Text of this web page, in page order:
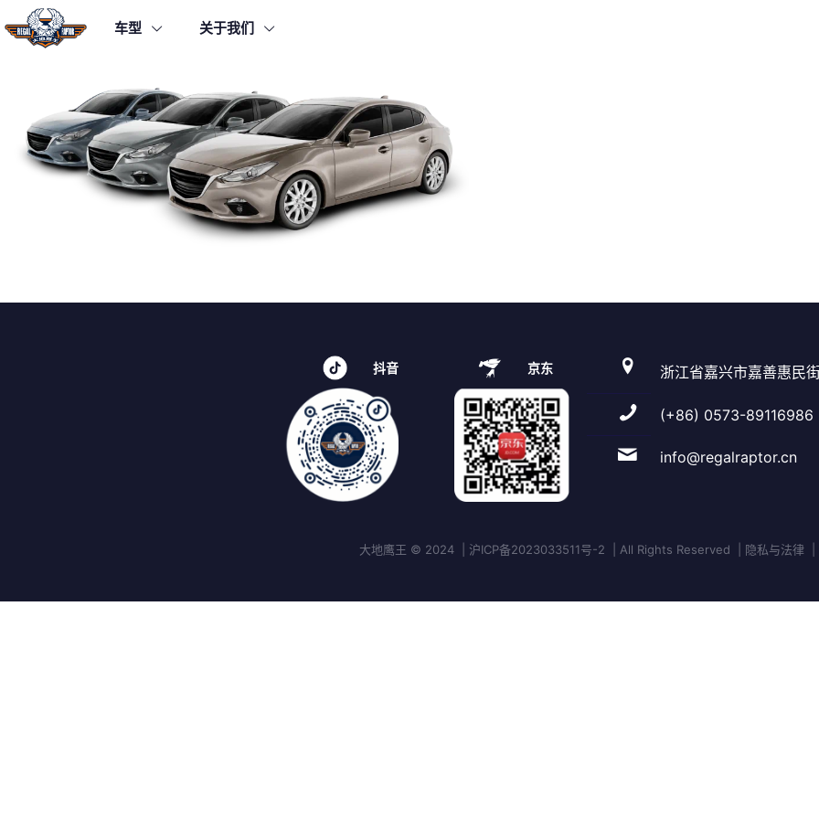
车型 关于我们
抖音 京东 浙江省嘉兴市嘉善惠民
(+86) 0573-89116986
info@regalraptor.cn
大地鹰王 © 2024 | 沪ICP备2023033511号-2 | All Rights Reserved | 隐私与法律 |